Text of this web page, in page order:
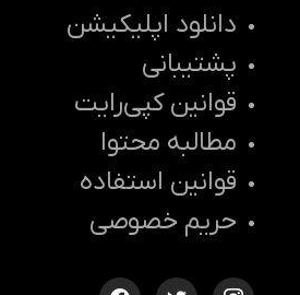
دانلود اپلیکیشن
پشتیبانی
قوانین کپی‌رایت
مطالبه محتوا
قوانین استفاده
حریم خصوصی